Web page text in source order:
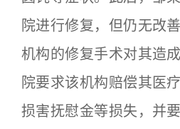
院进行修复，但仍无改
机构的修复手术对其造
院要求该机构赔偿其医
损害抚慰金等损失，并